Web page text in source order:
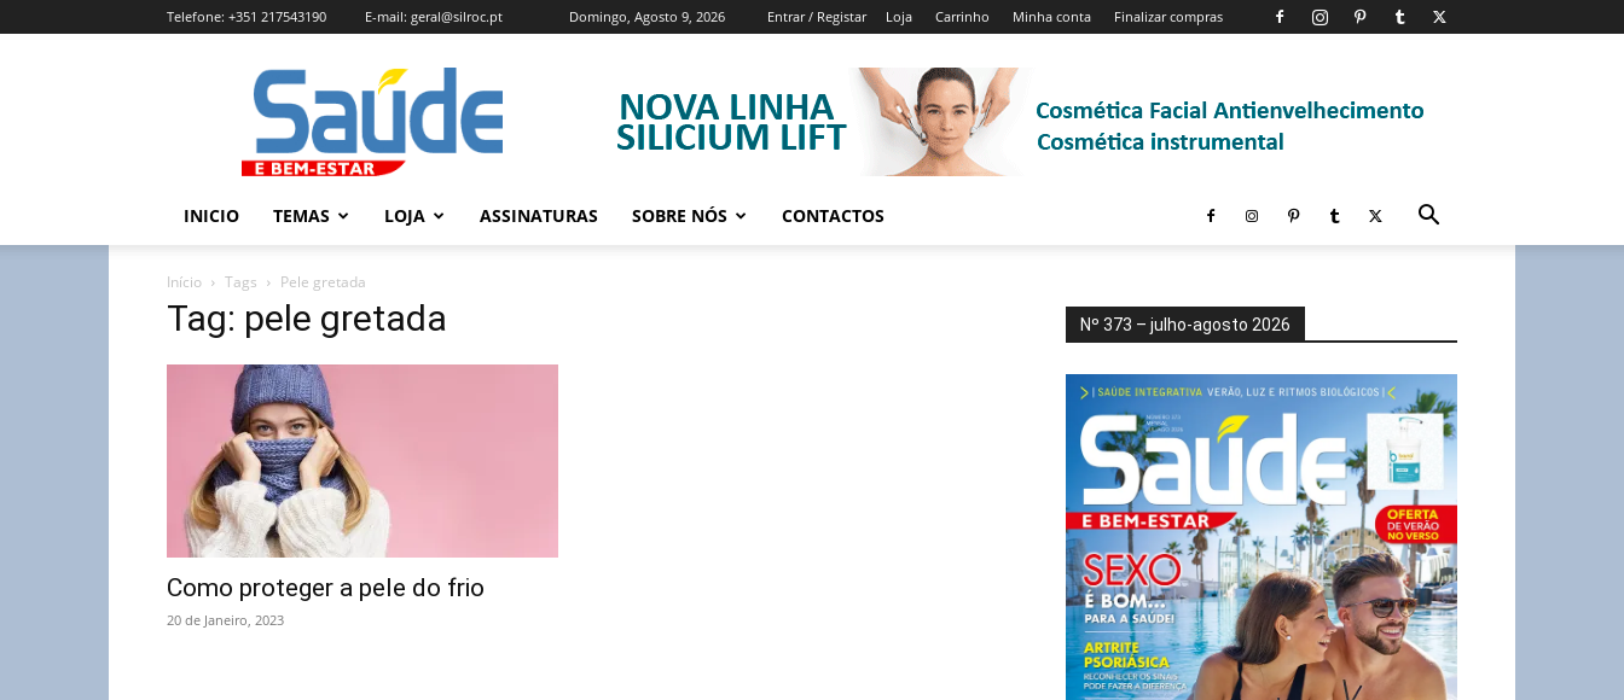
Domingo, Agosto 9, 2026 Entrar / Registar Loja Carrinho Minha conta Finalizar compras
Telefone: +351 217543190 E-mail: geral@silroc.pt
Revista
Saúde
e
Bem
Estar
Edição
INICIO TEMAS LOJA ASSINATURAS SOBRE NÓS CONTACTOS
Início Tags Pele gretada
Tag: pele gretada
Como proteger a pele do frio
20 de Janeiro, 2023
Nº 373 – julho-agosto 2026